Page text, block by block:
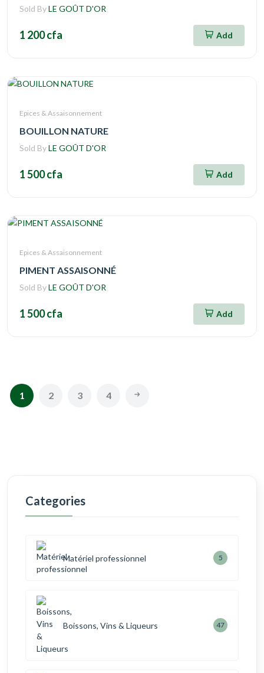
Sold ByLE GOÛT D'OR
1 200 cfa Add
Epices & Assaisonnement
BOUILLON NATURE
Sold ByLE GOÛT D'OR
1 500 cfa Add
Epices & Assaisonnement
PIMENT ASSAISONNÉ
Sold ByLE GOÛT D'OR
1 500 cfa Add
1 2 3 4
Categories
Matériel professionnel 5
Boissons, Vins & Liqueurs 47